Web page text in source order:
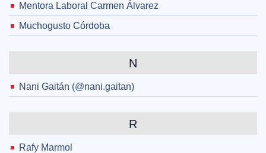
Mentora Laboral Carmen Álvarez
Muchogusto Córdoba
N
Nani Gaitán (@nani.gaitan)
R
Rafy Marmol